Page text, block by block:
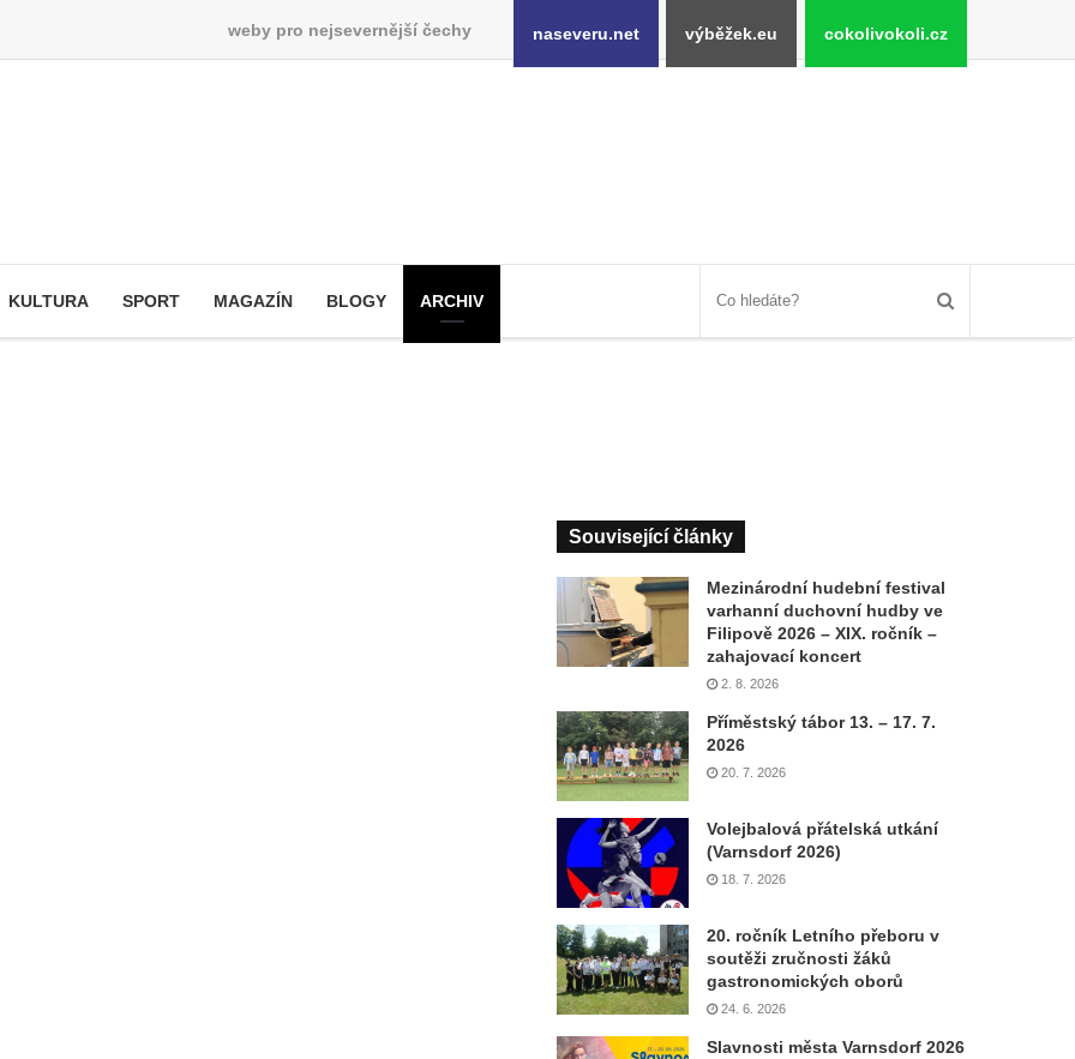
weby pro nejsevernější čechy naseveru.net výběžek.eu cokolivokoli.cz
KULTURA SPORT MAGAZÍN BLOGY ARCHIV
Související články
Mezinárodní hudební festival
varhanní duchovní hudby ve
Filipově 2026 – XIX. ročník –
zahajovací koncert
2. 8. 2026
Příměstský tábor 13. – 17. 7.
2026
20. 7. 2026
Volejbalová přátelská utkání
(Varnsdorf 2026)
18. 7. 2026
20. ročník Letního přeboru v
soutěži zručnosti žáků
gastronomických oborů
24. 6. 2026
Slavnosti města Varnsdorf 2026